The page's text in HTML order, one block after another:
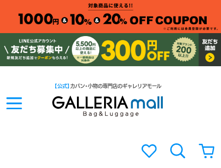
【公式】 カバン・小物の専門店のギャレリアモール